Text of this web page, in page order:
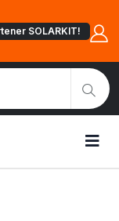
SOLARKIT!